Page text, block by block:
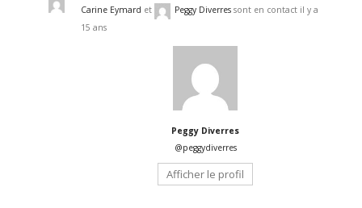
Carine Eymard et Peggy Diverres sont en contact il y a
15 ans
Peggy Diverres
@peggydiverres
Afficher le profil